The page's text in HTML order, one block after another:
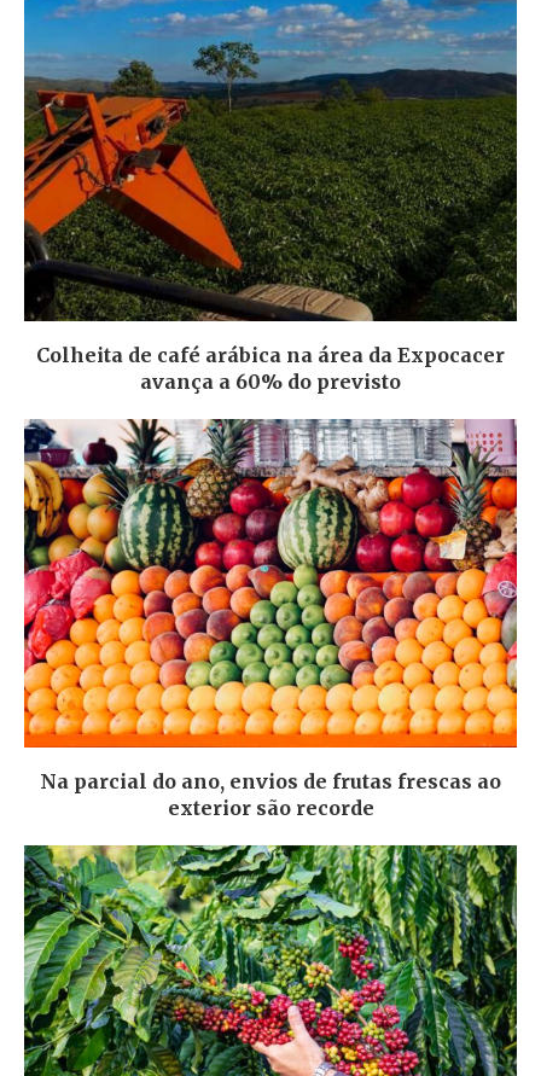
Colheita de café arábica na área da Expocacer
avança a 60% do previsto
Na parcial do ano, envios de frutas frescas ao
exterior são recorde